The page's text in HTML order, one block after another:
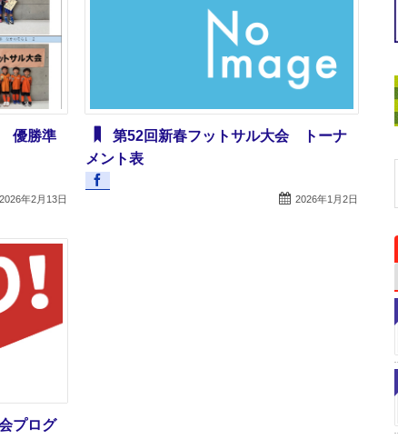
優勝準
2026年2月13日
第52回新春フットサル大会 トーナ
メント表
2026年1月2日
プログ